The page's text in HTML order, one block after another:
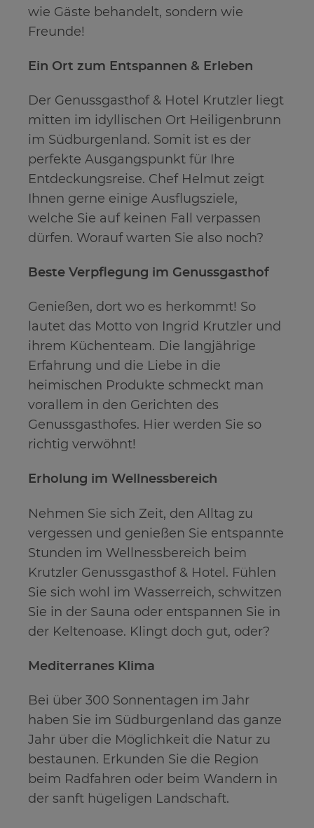
wie Gäste behandelt, sondern wie
Freunde!
Ein Ort zum Entspannen & Erleben
Der Genussgasthof & Hotel Krutzler liegt
mitten im idyllischen Ort Heiligenbrunn
im Südburgenland. Somit ist es der
perfekte Ausgangspunkt für Ihre
Entdeckungsreise. Chef Helmut zeigt
Ihnen gerne einige Ausflugsziele,
welche Sie auf keinen Fall verpassen
dürfen. Worauf warten Sie also noch?
Beste Verpflegung im Genussgasthof
Genießen, dort wo es herkommt! So
lautet das Motto von Ingrid Krutzler und
ihrem Küchenteam. Die langjährige
Erfahrung und die Liebe in die
heimischen Produkte schmeckt man
vorallem in den Gerichten des
Genussgasthofes. Hier werden Sie so
richtig verwöhnt!
Erholung im Wellnessbereich
Nehmen Sie sich Zeit, den Alltag zu
vergessen und genießen Sie entspannte
Stunden im Wellnessbereich beim
Krutzler Genussgasthof & Hotel. Fühlen
Sie sich wohl im Wasserreich, schwitzen
Sie in der Sauna oder entspannen Sie in
der Keltenoase. Klingt doch gut, oder?
Mediterranes Klima
Bei über 300 Sonnentagen im Jahr
haben Sie im Südburgenland das ganze
Jahr über die Möglichkeit die Natur zu
bestaunen. Erkunden Sie die Region
beim Radfahren oder beim Wandern in
der sanft hügeligen Landschaft.